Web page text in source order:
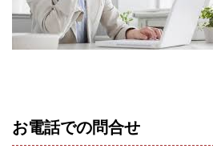
お電話での問合せ